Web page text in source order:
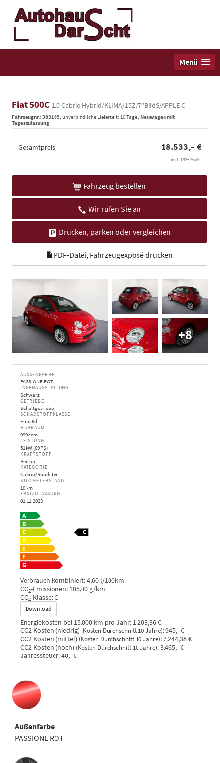
Menü
Fiat 500C 1.0 Cabrio Hybrid/KLIMA/15Z/7"BildS/APPLE C
Fahrzeugnr.: 383199 , unverbindliche Lieferzeit: 10 Tage Neuwagen mit
Tageszulassung
Gesamtpreis 18.533,– €
incl. 19% MwSt.
Fahrzeug bestellen
Wir rufen Sie an
Drucken, parken oder vergleichen
PDF-Datei, Fahrzeugexposé drucken
+8
AUSSENFARBE
PASSIONE ROT
INNENAUSSTATTUNG
Schwarz
GETRIEBE
Schaltgetriebe
SCHADSTOFFKLASSE
Euro 6d
HUBRAUM
999 ccm
LEISTUNG
51 kW (69 PS)
KRAFTSTOFF
Benzin
KATEGORIE
Cabrio/Roadster
KILOMETERSTAND
10 km
ERSTZULASSUNG
01.11.2023
Verbrauch kombiniert:4,60 l/100km
CO2-Emissionen: 105,00 g/km
CO2-Klasse:C
Download
Energiekosten bei 15.000 km pro Jahr: 1.203,36 €
CO2 Kosten (niedrig) (Kosten Durchschnitt 10 Jahre):945,- €
CO2 Kosten (mittel) (Kosten Durchschnitt 10 Jahre):2.244,38 €
CO2 Kosten (hoch) (Kosten Durchschnitt 10 Jahre):3.465,- €
Jahressteuer:40,- €
Außenfarbe
PASSIONE ROT